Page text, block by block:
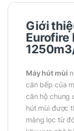
Giới
Eurofire
Máy hút mùi
căn bếp của
căn hộ chung
hút mùi được
màng lọc từ